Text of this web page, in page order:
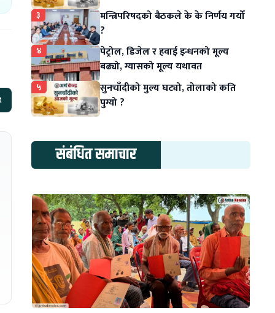
३
मन्त्रिपरिषदको बैठकले के के निर्णय गर्यो
?
४
पेट्रोल, डिजेल र हवाई इन्धनको मूल्य
बढ्यो, ग्यासको मूल्य यथावत
५
सुनचाँदीको मुल्य घट्यो, तोलाको कति
पुग्यो ?
संबंधित समाचार